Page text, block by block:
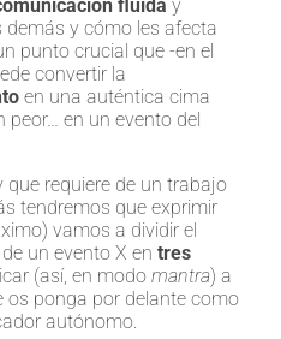
fluida y
y cómo les afecta
punto crucial que -en el
convertir la
en una auténtica cima
peor… en un evento del
que requiere de un trabajo
tendremos que exprimir
vamos a dividir el
un evento X en tres
(así, en modo mantra) a
os ponga por delante como
autónomo.